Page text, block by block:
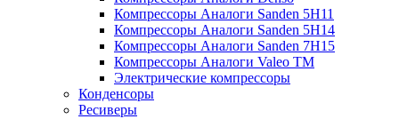
Компрессоры Аналоги Sanden 5H11
Компрессоры Аналоги Sanden 5H14
Компрессоры Аналоги Sanden 7H15
Компрессоры Аналоги Valeo ТМ
Электрические компрессоры
Конденсоры
Ресиверы